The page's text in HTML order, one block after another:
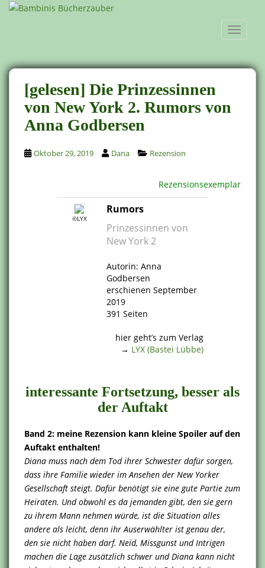
[gelesen] Die Prinzessinnen
von New York 2. Rumors von
Anna Godbersen
Oktober 29, 2019 Dana Rezension
Rezensionsexemplar
©LYX
Rumors
Prinzessinnen von
New York 2
Autorin: Anna
Godbersen
erschienen September
2019
391 Seiten
hier geht’s zum Verlag
→ LYX (Bastei Lübbe)
interessante Fortsetzung, besser als
der Auftakt
Band 2: meine Rezension kann kleine Spoiler auf den
Auftakt enthalten!
Diana muss nach dem Tod ihrer Schwester dafür sorgen,
dass ihre Familie wieder im Ansehen der New Yorker
Gesellschaft steigt. Dafür benötigt sie eine gute Partie zum
Heiraten. Und obwohl es da jemanden gibt, den sie gern
zu ihrem Mann nehmen würde, ist die Situation alles
andere als leicht, denn ihr Auserwählter ist genau der,
den sie nicht haben darf. Neid, Missgunst und Intrigen
machen die Lage zusätzlich schwer und Diana kann nicht